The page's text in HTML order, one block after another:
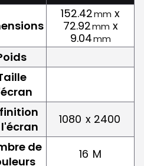
152.42mm x
72.92mm x
9.04mm
1080 x 2400
de
16 M